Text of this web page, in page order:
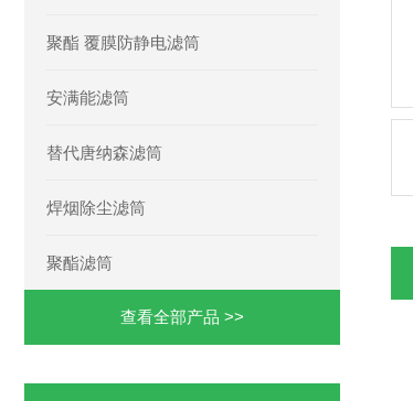
聚酯 覆膜防静电滤筒
安满能滤筒
替代唐纳森滤筒
焊烟除尘滤筒
聚酯滤筒
查看全部产品 >>